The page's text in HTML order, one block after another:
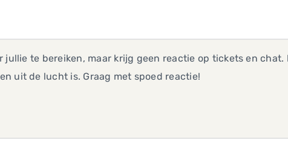
jullie te bereiken, maar krijg geen reactie op tickets en
uit de lucht is. Graag met spoed reactie!